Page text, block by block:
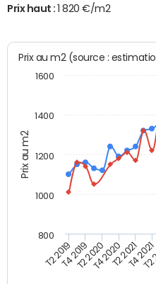
Prix haut :
1 820 €/m2
Prix au m2
Prix au m2 (source :
T2 2019T4 2019T2 2020T4 2020T2 2021T4 2021
800
1000
1200
1400
1600